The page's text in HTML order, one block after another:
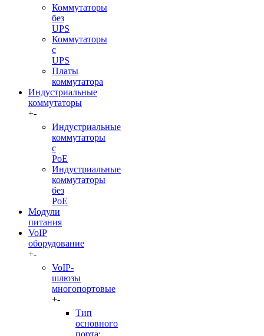
Коммутаторы
без
UPS
Коммутаторы
с
UPS
Платы
коммутатора
Индустриальные
коммутаторы
+-
Индустриальные
коммутаторы
c
PoE
Индустриальные
коммутаторы
без
PoE
Модули
питания
VoIP
оборудование
+-
VoIP-
шлюзы
многопортовые
+-
Тип
основного